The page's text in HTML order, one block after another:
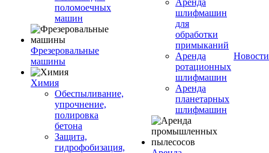
поломоечных
машин
Фрезеровальные
машины
Химия
Обеспыливание,
упрочнение,
полировка
бетона
Защита,
гидрофобизация,
Аренда
шлифмашин
для
обработки
примыканий
Аренда
ротационных
шлифмашин
Аренда
планетарных
шлифмашин
Новости